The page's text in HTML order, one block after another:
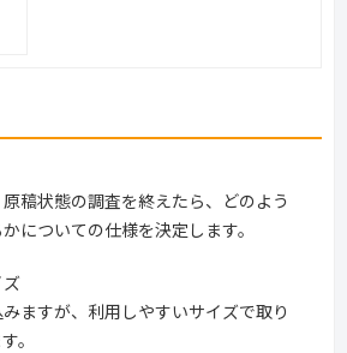
稿状態の調査を終えたら、どのよう
についての仕様を決定します。
ますが、利用しやすいサイズで取り
。